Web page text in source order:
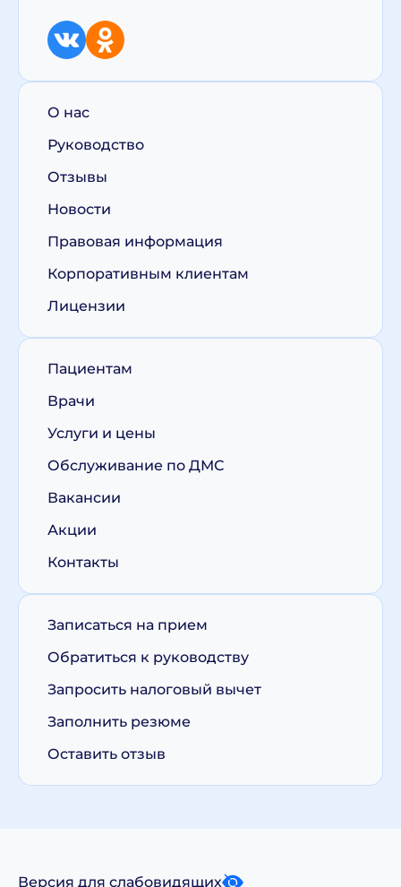
О нас
Руководство
Отзывы
Новости
Правовая информация
Корпоративным клиентам
Лицензии
Пациентам
Врачи
Услуги и цены
Обслуживание по ДМС
Вакансии
Акции
Контакты
Записаться на прием
Обратиться к руководству
Запросить налоговый вычет
Заполнить резюме
Оставить отзыв
Версия для слабовидящих